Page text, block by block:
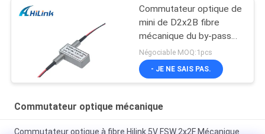
Commutateur optique de
mini de D2x2B fibre
mécanique du by-pass
1310nm 1550nm
Négociable MOQ:1pcs
- JE NE SAIS PAS.
Commutateur optique mécanique
Commutateur optique à fibre Hilink 5V FSW 2x2F Mécanique